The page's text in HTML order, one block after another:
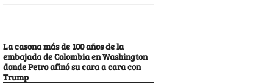
La casona más de 100 años de la
embajada de Colombia en Washington
donde Petro afinó su cara a cara con
Trump